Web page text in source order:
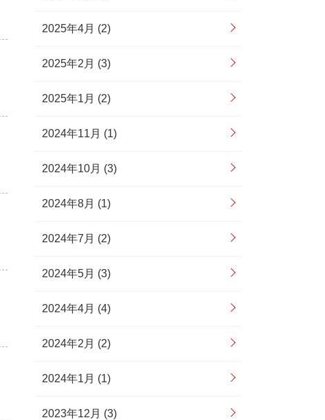
2025年4月 (2)
2025年2月 (3)
2025年1月 (2)
2024年11月 (1)
2024年10月 (3)
2024年8月 (1)
2024年7月 (2)
2024年5月 (3)
2024年4月 (4)
2024年2月 (2)
2024年1月 (1)
2023年12月 (3)